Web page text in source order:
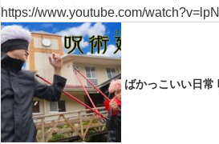
https://www.youtube.com/
ばかっこいい日常